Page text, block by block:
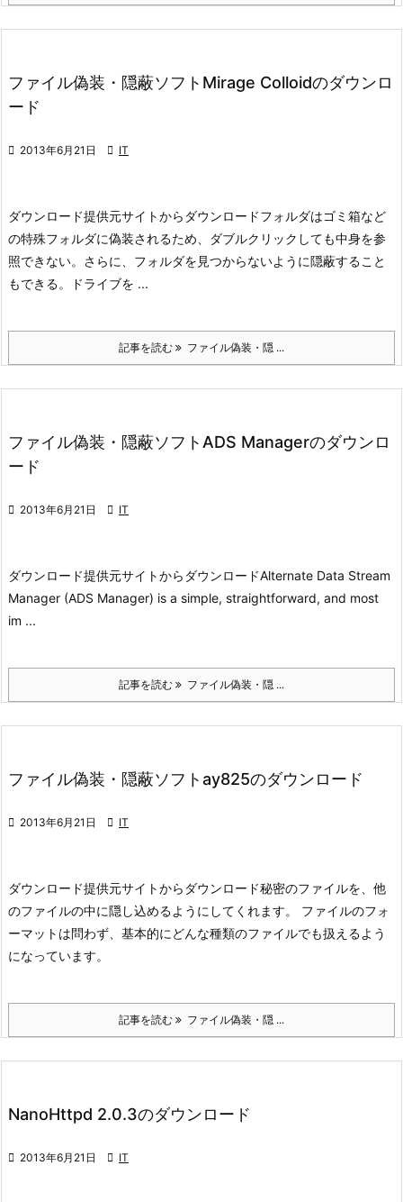
ファイル偽装・隠蔽ソフトMirage Colloidのダウンロ
ード
 2013年6月21日  IT
ダウンロード提供元サイトからダウンロードフォルダはゴミ箱など
の特殊フォルダに偽装されるため、ダブルクリックしても中身を参
照できない。さらに、フォルダを見つからないように隠蔽すること
もできる。
ドライブを ...
記事を読む ファイル偽装・隠 ...
ファイル偽装・隠蔽ソフトADS Managerのダウンロ
ード
 2013年6月21日  IT
ダウンロード提供元サイトからダウンロードAlternate Data Stream
Manager (ADS Manager) is a simple, straightforward, and most
im ...
記事を読む ファイル偽装・隠 ...
ファイル偽装・隠蔽ソフトay825のダウンロード
 2013年6月21日  IT
ダウンロード提供元サイトからダウンロード秘密のファイルを、他
のファイルの中に隠し込めるようにしてくれます。 ファイルのフォ
ーマットは問わず、基本的にどんな種類のファイルでも扱えるよう
になっています。
記事を読む ファイル偽装・隠 ...
NanoHttpd 2.0.3のダウンロード
 2013年6月21日  IT